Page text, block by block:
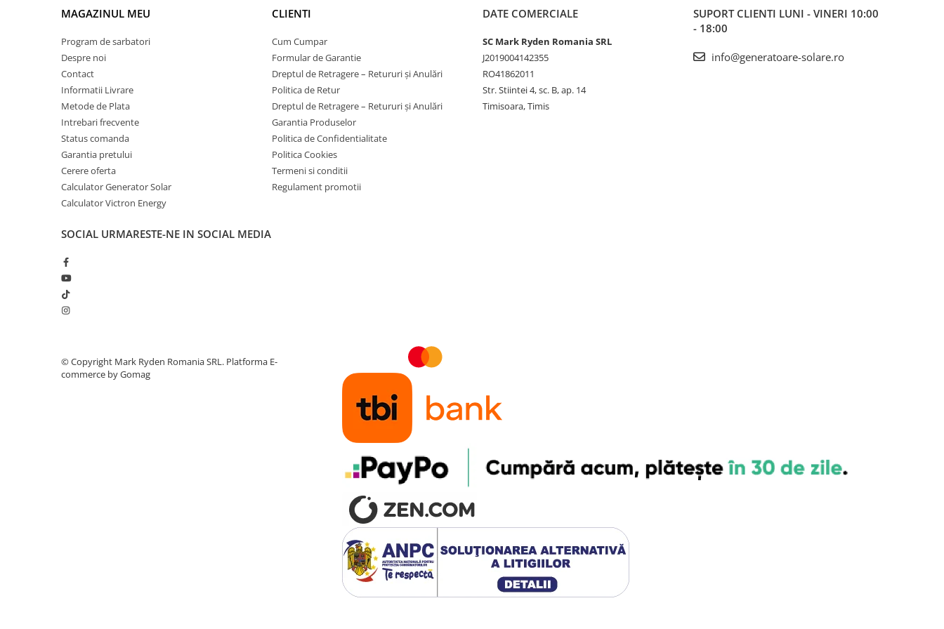
Statii de incarcare vehicule
UPS Centrale Termice
Stabilizatoare Tensiune
Scule si aparate
Instrumente de masura
Anemometre
Clampmetre
Detectoare
Tahometre
Termometre
Multimetre de Banc
MAGAZINUL MEU
Program de sarbatori
Despre noi
Contact
Informatii Livrare
Metode de Plata
Intrebari frecvente
Status comanda
Garantia pretului
Cerere oferta
Calculator Generator Solar
Calculator Victron Energy
CLIENTI
Cum Cumpar
Formular de Garantie
Dreptul de Retragere – Retururi și Anulări
Politica de Retur
Dreptul de Retragere – Retururi și Anulări
Garantia Produselor
Politica de Confidentialitate
Politica Cookies
Termeni si conditii
Regulament promotii
DATE COMERCIALE
SC Mark Ryden Romania SRL
J2019004142355
RO41862011
Str. Stiintei 4, sc. B, ap. 14
Timisoara, Timis
SUPORT CLIENTI LUNI - VINERI 10:00
- 18:00
info@generatoare-solare.ro
SOCIAL URMARESTE-NE IN SOCIAL MEDIA
©️ Copyright Mark Ryden Romania SRL. Platforma E-
commerce by Gomag